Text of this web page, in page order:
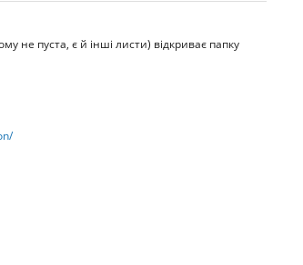
не пуста, є й інші листи) відкриває папку